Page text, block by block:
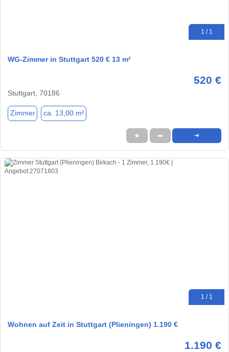
1 / 1
WG-Zimmer in Stuttgart 520 € 13 m²
520 €
Stuttgart, 70186
Zimmer ca. 13,00 m²
★ ➦ ➜
1 / 1
Wohnen auf Zeit in Stuttgart (Plieningen) 1.190 €
1.190 €